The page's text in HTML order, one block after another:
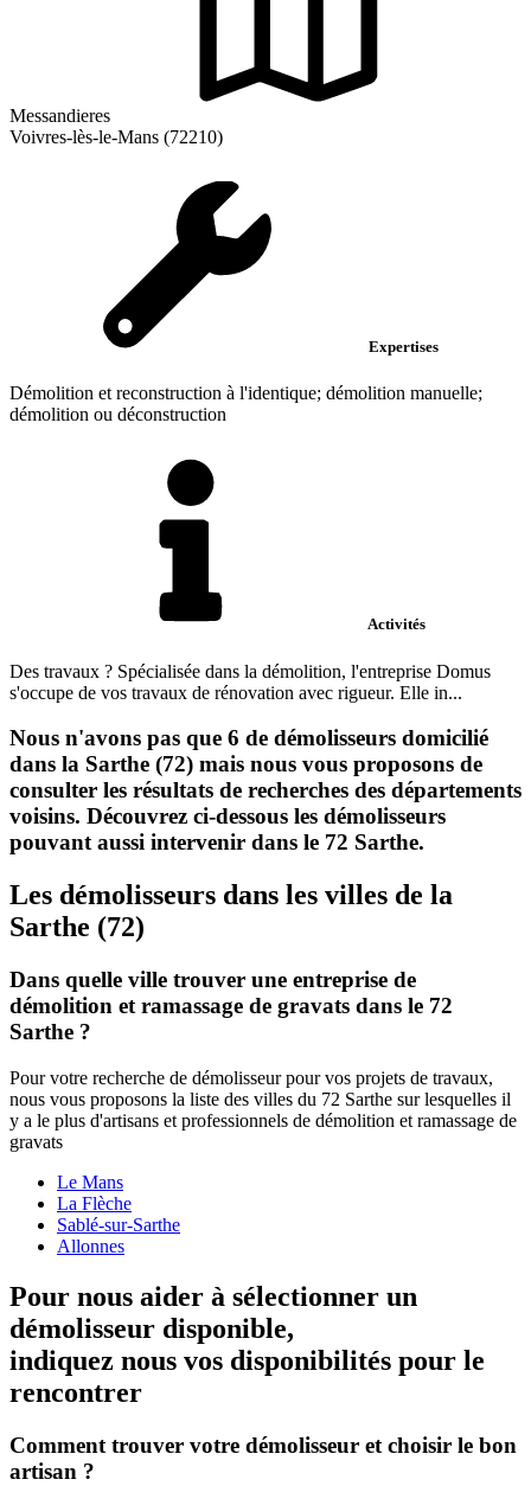
Messandieres
Voivres-lès-le-Mans (72210)
Expertises
Démolition et reconstruction à l'identique; démolition manuelle;
démolition ou déconstruction
Activités
Des travaux ? Spécialisée dans la démolition, l'entreprise Domus
s'occupe de vos travaux de rénovation avec rigueur. Elle in...
Nous n'avons pas que 6 de démolisseurs domicilié
dans la Sarthe (72) mais nous vous proposons de
consulter les résultats de recherches des départements
voisins. Découvrez ci-dessous les démolisseurs
pouvant aussi intervenir dans le 72 Sarthe.
Les démolisseurs dans les villes de la
Sarthe (72)
Dans quelle ville trouver une entreprise de
démolition et ramassage de gravats dans le 72
Sarthe ?
Pour votre recherche de démolisseur pour vos projets de travaux,
nous vous proposons la liste des villes du 72 Sarthe sur lesquelles il
y a le plus d'artisans et professionnels de démolition et ramassage de
gravats
Le Mans
La Flèche
Sablé-sur-Sarthe
Allonnes
Pour nous aider à sélectionner un
démolisseur disponible,
indiquez nous vos disponibilités pour le
rencontrer
Comment trouver votre démolisseur et choisir le bon
artisan ?